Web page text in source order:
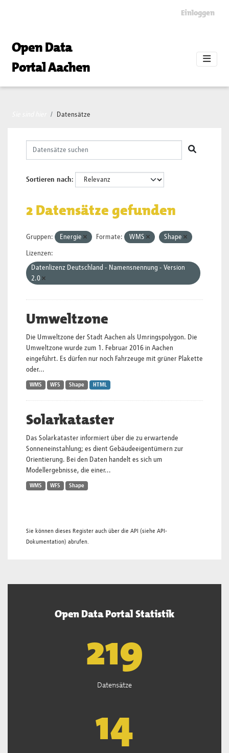
Einloggen
Open Data
Portal Aachen
Datensätze
Sortieren nach
2 Datensätze gefunden
Gruppen: Energie Formate: WMS Shape
Lizenzen:
Datenlizenz Deutschland - Namensnennung - Version
2.0
Umweltzone
Die Umweltzone der Stadt Aachen als Umringspolygon. Die
Umweltzone wurde zum 1. Februar 2016 in Aachen
eingeführt. Es dürfen nur noch Fahrzeuge mit grüner Plakette
oder...
WMS WFS Shape HTML
Solarkataster
Das Solarkataster informiert über die zu erwartende
Sonneneinstahlung; es dient Gebäudeeigentümern zur
Orientierung. Bei den Daten handelt es sich um
Modellergebnisse, die einer...
WMS WFS Shape
Sie können dieses Register auch über die API (siehe API-
Dokumentation) abrufen.
Open Data Portal Statistik
221
Datensätze
15